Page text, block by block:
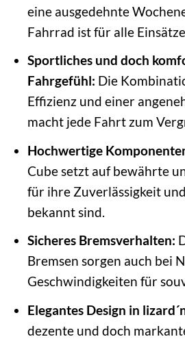
eine ausgedehnte
Fahrrad ist für alle
Sportliches und doch
Fahrgefühl: Die
Effizienz und einer
macht jede Fahrt zum
Hochwertige
Cube setzt auf bewährte
für ihre Zuverlässigkeit
bekannt sind.
Sicheres Bremsverhalten:
Bremsen sorgen auch bei
Geschwindigkeiten für
Elegantes Design in
dezente und doch